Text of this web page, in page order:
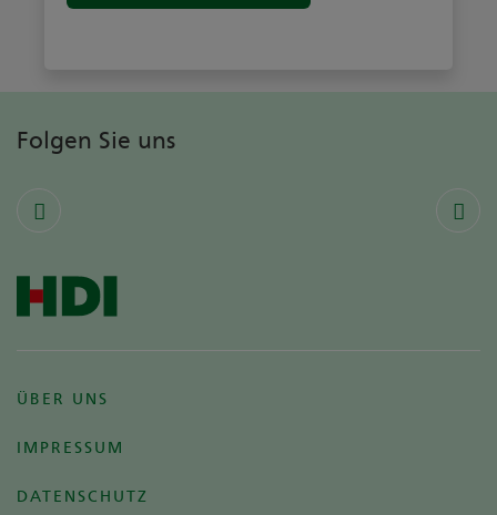
Folgen Sie uns
ÜBER UNS
IMPRESSUM
DATENSCHUTZ